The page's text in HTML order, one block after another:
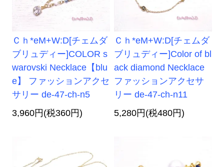
Ｃｈ*eM+W:D[チェムダ
ブリュディー]COLOR s
warovski Necklace【blu
e】 ファッションアクセ
サリー de-47-ch-n5
3,960円(税360円)
Ｃｈ*eM+W:D[チェムダ
ブリュディー]Color of bl
ack diamond Necklace
ファッションアクセサ
リー de-47-ch-n11
5,280円(税480円)